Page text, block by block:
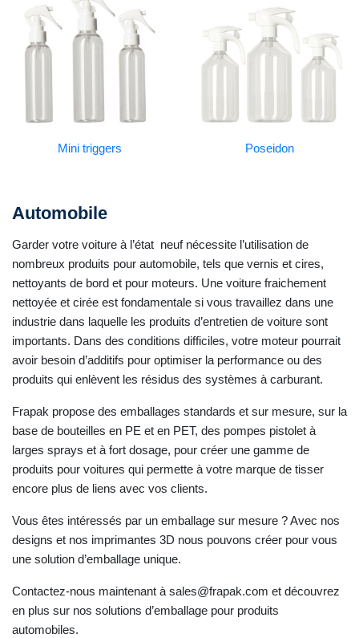
Mini triggers Poseidon
Automobile
Garder votre voiture à l’état neuf nécessite l’utilisation de
nombreux produits pour automobile, tels que vernis et cires,
nettoyants de bord et pour moteurs. Une voiture fraichement
nettoyée et cirée est fondamentale si vous travaillez dans une
industrie dans laquelle les produits d’entretien de voiture sont
importants. Dans des conditions difficiles, votre moteur pourrait
avoir besoin d’additifs pour optimiser la performance ou des
produits qui enlèvent les résidus des systèmes à carburant.
Frapak propose des emballages standards et sur mesure, sur la
base de bouteilles en PE et en PET, des pompes pistolet à
larges sprays et à fort dosage, pour créer une gamme de
produits pour voitures qui permette à votre marque de tisser
encore plus de liens avec vos clients.
Vous êtes intéressés par un emballage sur mesure ? Avec nos
designs et nos imprimantes 3D nous pouvons créer pour vous
une solution d’emballage unique.
Contactez-nous maintenant à sales@frapak.com et découvrez
en plus sur nos solutions d’emballage pour produits
automobiles.